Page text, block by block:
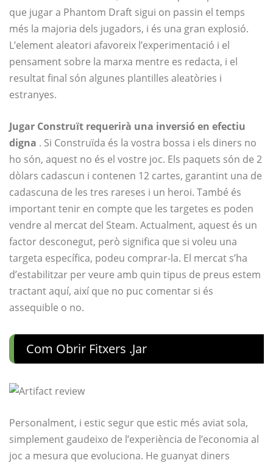
que jugar a Phantom Draft sigui on passin el temps
més la majoria dels jugadors, i és una gran explosió.
L’element aleatori afavoreix l’experimentació i el
pensament sobre la marxa mentre es redacta, i el
resultat final són algunes plantilles aleatòries i
estranyes.
Jugar Construït requerirà una inversió en efectiu
digna . Si Construïda és la vostra bossa i els diners no
ho són, aquest no és el vostre joc. Els paquets són de 2
dòlars cadascun i contenen 12 cartes, garantint una de
cadascuna de les tres rareses i un heroi. També és
important tenir en compte que les targetes es poden
vendre al mercat del Steam. Actualment, aquest és un
factor desconegut, però significa que si voleu una
targeta específica, podeu comprar-la. El mercat s’ha
d’estabilitzar per veure amb quin tipus de preus estem
tractant aquí, així que no puc comentar si és
assequible o no.
Com Obrir Fitxers .jar
Personalment, i estic segur que estic més aviat sola,
simplement gaudeixo de l’experiència de l’economia al
joc a mesura que evoluciona. He guanyat diners